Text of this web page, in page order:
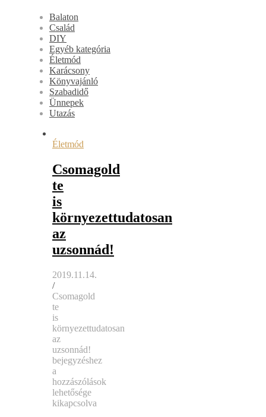
Balaton
Család
DIY
Egyéb kategória
Életmód
Karácsony
Könyvajánló
Szabadidő
Ünnepek
Utazás
Életmód
Csomagold
te
is
környezettudatosan
az
uzsonnád!
2019.11.14.
/
Csomagold
te
is
környezettudatosan
az
uzsonnád!
bejegyzéshez
a
hozzászólások
lehetősége
kikapcsolva